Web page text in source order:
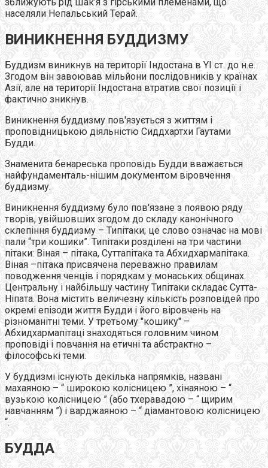
населяли Непальський Терай.
ВИНИКНЕННЯ БУДДИЗМУ
Буддизм виникнув на території Індостана в YI ст. до н.е.
Згодом він завоював мільйони послідовників у країнах
Азії, але на території Індостана втратив свої позиції і
фактично зникнув.
Виникнення буддизму пов'язується з життям і
проповідницькою діяльністю Сиддхартхи Гаутами
Будди.
Знаменита бенареська проповідь Будди вважається
найфундаменталь-нішим документом віровчення
буддизму.
Виникнення буддизму було пов'язане з появою ряду
творів, увійшовших згодом до складу канонічного
склепіння буддизму – Типітаки; це слово означає на мові
пали “три кошики”. Типітаки розділені на три частини
пітаки: Віная – пітака, Суттапітака та Абхидхармапітака.
Віная –пітака присвячена переважно правилам
поводження ченців і порядкам у монаських общинах.
Центральну і найбільшу частину Типітаки складає Сутта-
Ніпата. Вона містить величезну кількість розповідей про
окремі епізоди життя Будди і його віровчень на
різноманітні теми. У третьому "кошику" –
Абхидхармапітаці знаходяться головним чином
проповіді і повчання на етичні та абстрактно –
філософські теми.
У буддизмі існують декілька напрямків, названі
махаяною – “ широкою колісницею ”, хінаяною – “
вузькою колісницею ” (або тхеравадою – “ щирим
навчанням ”) і варджаяною – “ діамантовою колісницею
“.
БУДДА